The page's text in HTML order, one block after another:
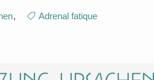
, Adrenal fatique